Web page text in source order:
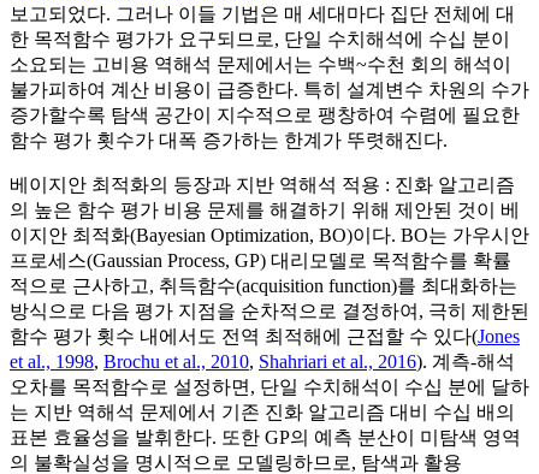
보고되었다. 그러나 이들 기법은 매 세대마다 집단 전체에 대
한 목적함수 평가가 요구되므로, 단일 수치해석에 수십 분이
소요되는 고비용 역해석 문제에서는 수백~수천 회의 해석이
불가피하여 계산 비용이 급증한다. 특히 설계변수 차원의 수가
증가할수록 탐색 공간이 지수적으로 팽창하여 수렴에 필요한
함수 평가 횟수가 대폭 증가하는 한계가 뚜렷해진다.
베이지안 최적화의 등장과 지반 역해석 적용 : 진화 알고리즘
의 높은 함수 평가 비용 문제를 해결하기 위해 제안된 것이 베
이지안 최적화(Bayesian Optimization, BO)이다. BO는 가우시안
프로세스(Gaussian Process, GP) 대리모델로 목적함수를 확률
적으로 근사하고, 취득함수(acquisition function)를 최대화하는
방식으로 다음 평가 지점을 순차적으로 결정하여, 극히 제한된
함수 평가 횟수 내에서도 전역 최적해에 근접할 수 있다(Jones
et al., 1998, Brochu et al., 2010, Shahriari et al., 2016). 계측-해석
오차를 목적함수로 설정하면, 단일 수치해석이 수십 분에 달하
는 지반 역해석 문제에서 기존 진화 알고리즘 대비 수십 배의
표본 효율성을 발휘한다. 또한 GP의 예측 분산이 미탐색 영역
의 불확실성을 명시적으로 모델링하므로, 탐색과 활용